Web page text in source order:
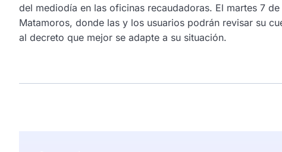
del mediodía en las oficinas recaudadoras. El martes 7
Matamoros, donde las y los usuarios podrán revisar su
al decreto que mejor se adapte a su situación.